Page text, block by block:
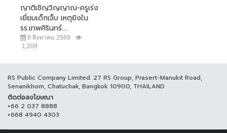
ญาติเชิญวิญญาณ-ครูเร่ง
เยี่ยมเด็กเจ็บ เหตุยิงใน
รร.เทพศิรินทร์...
8 สิงหาคม 2569
1,209
RS Public Company Limited. 27 RS Group, Prasert-Manukit Road,
Senanikhom, Chatuchak, Bangkok 10900, THAILAND
ติดต่อลงโฆษณา
+66 2 037 8888
+668 4940 4303